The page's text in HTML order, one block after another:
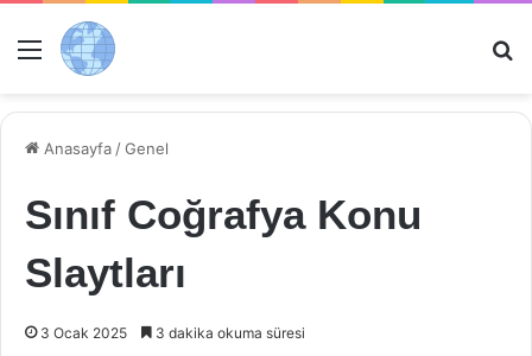
Menü
Anasayfa /Genel
Sınıf Coğrafya Konu
Slaytları
3 Ocak 2025 3 dakika okuma süresi